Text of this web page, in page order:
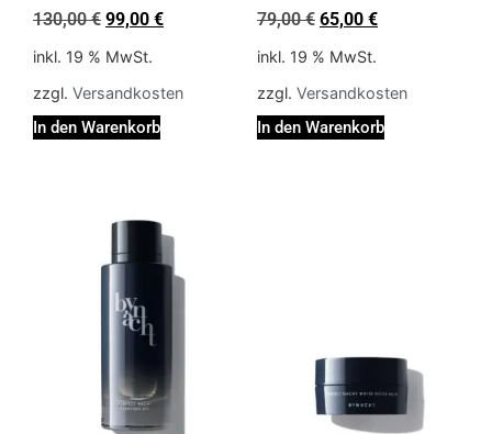
130,00€ 99,00 €
inkl. 19 % MwSt.
zzgl. Versandkosten
In den Warenkorb
79,00€ 65,00 €
inkl. 19 % MwSt.
zzgl. Versandkosten
In den Warenkorb